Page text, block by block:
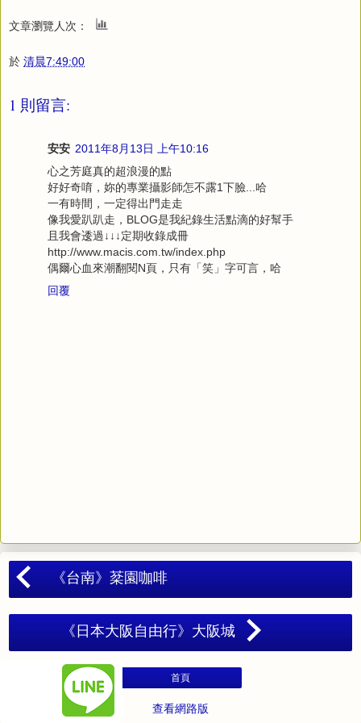
文章瀏覽人次：
於 清晨7:49:00
1 則留言:
安安 2011年8月13日 上午10:16
心之芳庭真的超浪漫的點
好好奇唷，妳的專業攝影師怎不露1下臉...哈
一有時間，一定得出門走走
像我愛趴趴走，BLOG是我紀錄生活點滴的好幫手
且我會逶過↓↓↓定期收錄成冊
http://www.macis.com.tw/index.php
偶爾心血來潮翻閱N頁，只有「笑」字可言，哈
回覆
《台南》棻園咖啡
《日本大阪自由行》大阪城
首頁
查看網路版